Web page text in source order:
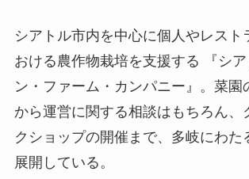
シアトル市内を中心に個人やレスト
おける農作物栽培を支援する 『シ
ン・ファーム・カンパニー』。菜園
から運営に関する相談はもちろん、
クショップの開催まで、多岐にわた
展開している。